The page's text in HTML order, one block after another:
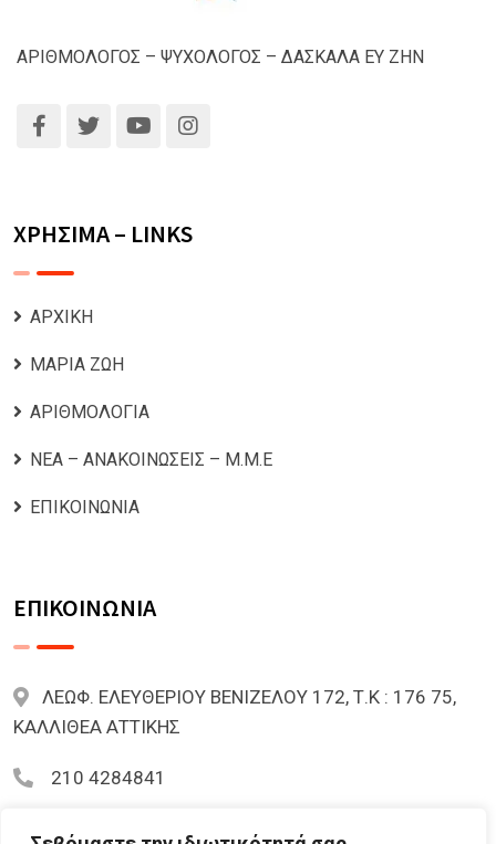
ΑΡΙΘΜΟΛΟΓΟΣ – ΨΥΧΟΛΟΓΟΣ – ΔΑΣΚΑΛΑ ΕΥ ΖΗΝ
ΧΡΗΣΙΜΑ – LINKS
ΑΡΧΙΚΗ
ΜΑΡΙΑ ΖΩΗ
ΑΡΙΘΜΟΛΟΓΙΑ
ΝΕΑ – ΑΝΑΚΟΙΝΩΣΕΙΣ – Μ.Μ.Ε
ΕΠΙΚΟΙΝΩΝΙΑ
ΕΠΙΚΟΙΝΩΝΙΑ
ΛΕΩΦ. ΕΛΕΥΘΕΡΙΟΥ ΒΕΝΙΖΕΛΟΥ 172, Τ.Κ : 176 75,
ΚΑΛΛΙΘΕΑ ΑΤΤΙΚΗΣ
210 4284841
mariazoi.powernumbers@gmail.com